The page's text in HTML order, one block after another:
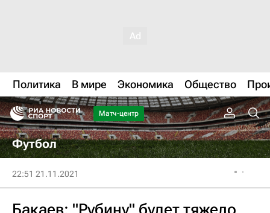
Политика В мире Экономика Общество
Матч-центр
Футбол
22:51 21.11.2021
Бакаев: "Рубину" будет тяжело